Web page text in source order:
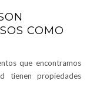
COMO
que encontramos
tienen propiedades